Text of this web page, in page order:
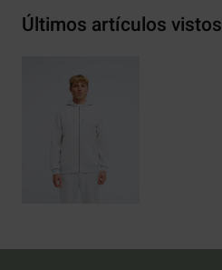
Últimos artículos vistos